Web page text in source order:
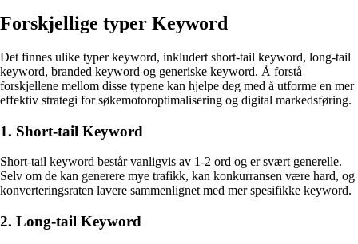
Forskjellige typer Keyword
Det finnes ulike typer keyword, inkludert short-tail keyword, long-tail
keyword, branded keyword og generiske keyword. Å forstå
forskjellene mellom disse typene kan hjelpe deg med å utforme en mer
effektiv strategi for søkemotoroptimalisering og digital markedsføring.
1. Short-tail Keyword
Short-tail keyword består vanligvis av 1-2 ord og er svært generelle.
Selv om de kan generere mye trafikk, kan konkurransen være hard, og
konverteringsraten lavere sammenlignet med mer spesifikke keyword.
2. Long-tail Keyword